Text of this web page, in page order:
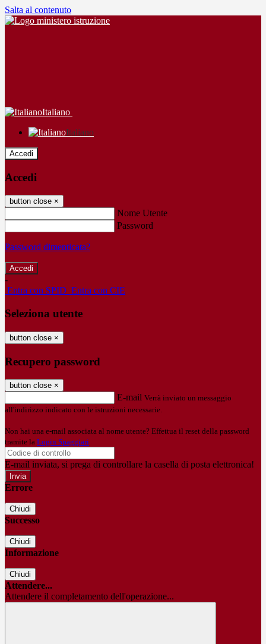
Salta al contenuto
Italiano
Italiano
Accedi
Accedi
button close ×
Nome Utente
Password
Password dimenticata?
-
Entra con SPID Entra con CIE
Seleziona utente
button close ×
Recupero password
button close ×
E-mail Verrà inviato un messaggio
all'indirizzo indicato con le istruzioni necessarie.
Non hai una e-mail associata al nome utente? Effettua il reset della password
tramite la Login Spaggiari
E-mail inviata, si prega di controllare la casella di posta elettronica!
Errore
Chiudi
Successo
Chiudi
Informazione
Chiudi
Attendere...
Attendere il completamento dell'operazione...